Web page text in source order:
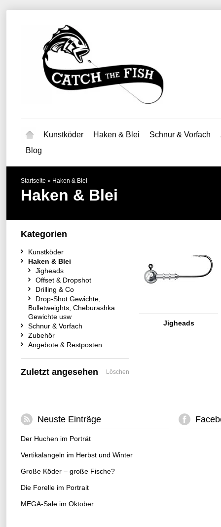
Kunstköder Haken & Blei Schnur & Vorfach
Blog
Startseite » Haken & Blei
Haken & Blei
Jigheads
Kategorien
Kunstköder
Haken & Blei
Jigheads
Offset & Dropshot
Drilling & Co
Drop-Shot Gewichte,
Bulletweights, Cheburashka
Gewichte usw
Schnur & Vorfach
Zubehör
Angebote & Restposten
Zuletzt angesehen Löschen
Neuste Einträge
Der Huchen im Porträt
Vertikalangeln im Herbst und Winter
Große Köder – große Fische?
Die Forelle im Portrait
MEGA-Sale im Oktober